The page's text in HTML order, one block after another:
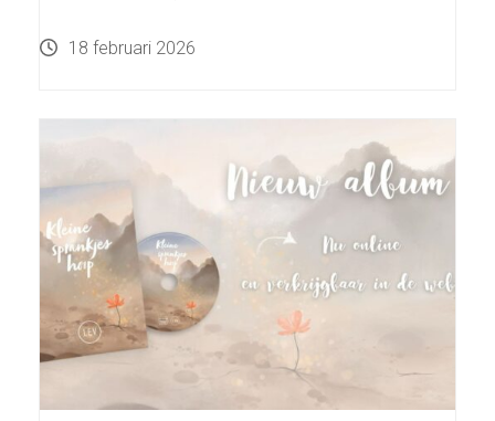
18 februari 2026